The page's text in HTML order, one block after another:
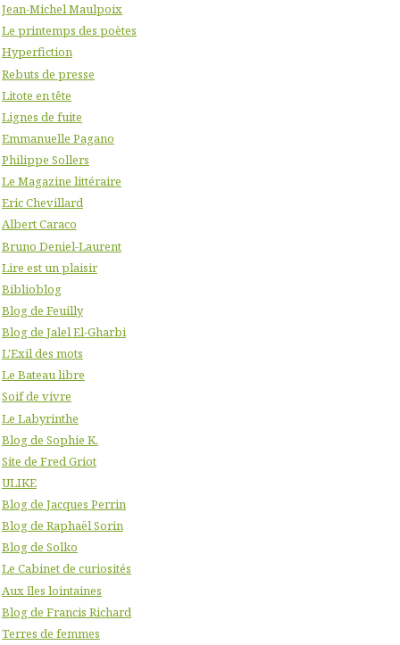
Jean-Michel Maulpoix
Le printemps des poètes
Hyperfiction
Rebuts de presse
Litote en tête
Lignes de fuite
Emmanuelle Pagano
Philippe Sollers
Le Magazine littéraire
Eric Chevillard
Albert Caraco
Bruno Deniel-Laurent
Lire est un plaisir
Biblioblog
Blog de Feuilly
Blog de Jalel El-Gharbi
L'Exil des mots
Le Bateau libre
Soif de vivre
Le Labyrinthe
Blog de Sophie K.
Site de Fred Griot
ULIKE
Blog de Jacques Perrin
Blog de Raphaël Sorin
Blog de Solko
Le Cabinet de curiosités
Aux îles lointaines
Blog de Francis Richard
Terres de femmes